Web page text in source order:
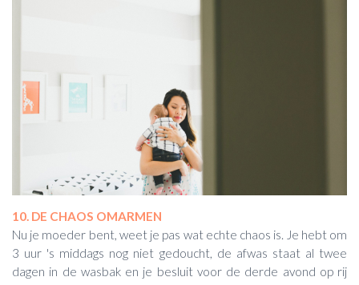
10. DE CHAOS OMARMEN
Nu je moeder bent, weet je pas wat echte chaos is. Je hebt om
3 uur 's middags nog niet gedoucht, de afwas staat al twee
dagen in de wasbak en je besluit voor de derde avond op rij